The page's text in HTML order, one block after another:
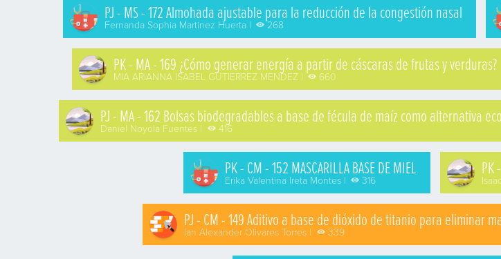
PJ - MS - 172 Almohada ajustable para la reducción de la congestión nasal
Fernanda Sophia Martinez Huerta | 268
PK - MA - 169 ¿Cómo generar energía a partir de cáscaras de frutas y verduras?
MIA ARIANNA ISABEL GUTIERREZ MENDEZ | 660
PJ - MA - 162 Bolsas biodegradables a base de fécula de maíz como alternativa
Daniel Noyola Fuentes | 416
PK - CM - 152 MASCARILLA BASE DE MIEL
Erika Valentina Ireta Montes | 316
PK
PJ - CM - 149 Aditivo a base de dióxido de titanio para eliminar
Ian Alexander Olivares Torres | 339